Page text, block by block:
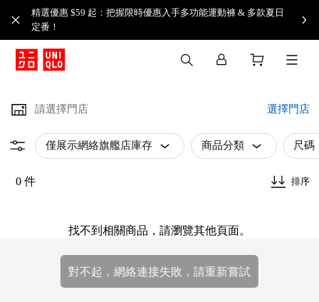
精選優惠 $59 起：把握限時優惠入手多功能運動褲 & 多款夏日
定番！​
請選擇門店 選擇門店
僅展示網絡旗艦店庫存 商品分類 尺碼
0 件 排序
找不到相關商品，請瀏覽其他頁面。
對不起，網絡連接失敗，請重新嘗試